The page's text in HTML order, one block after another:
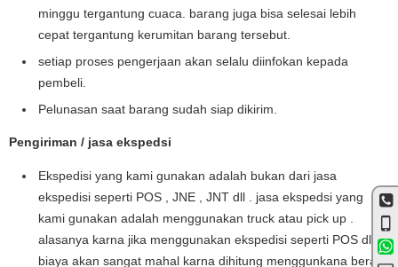
minggu tergantung cuaca. barang juga bisa selesai lebih
cepat tergantung kerumitan barang tersebut.
setiap proses pengerjaan akan selalu diinfokan kepada
pembeli.
Pelunasan saat barang sudah siap dikirim.
Pengiriman / jasa ekspedsi
Ekspedisi yang kami gunakan adalah bukan dari jasa
ekspedisi seperti POS , JNE , JNT dll . jasa ekspedsi yang
kami gunakan adalah menggunakan truck atau pick up .
alasanya karna jika menggunakan ekspedisi seperti POS dll
biaya akan sangat mahal karna dihitung menggunkana berat